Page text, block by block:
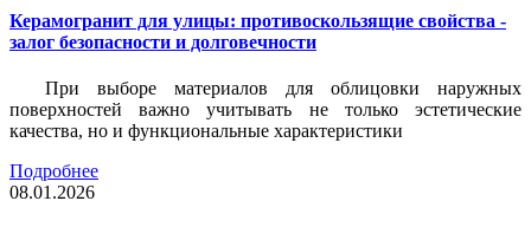
Керамогранит для улицы: противоскользящие свойства -
залог безопасности и долговечности
При выборе материалов для облицовки наружных
поверхностей важно учитывать не только эстетические
качества, но и функциональные характеристики
Подробнее
08.01.2026